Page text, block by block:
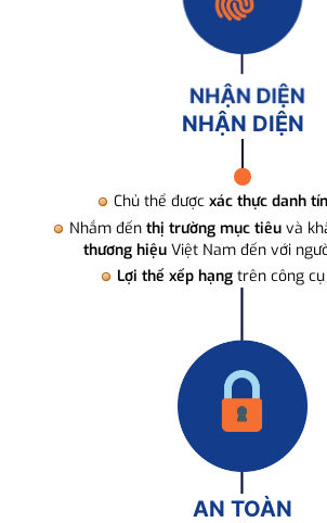
NHẬN DIỆN
Chủ thể được xác thực danh
Nhắm đến thị trường mục tiêuvà
thương hiệuViệt Nam đến với
Lợi thế xếp hạng trên công
AN TOÀN